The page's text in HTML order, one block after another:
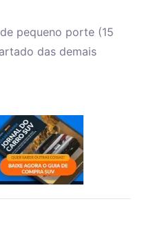
pequeno porte (15
das demais